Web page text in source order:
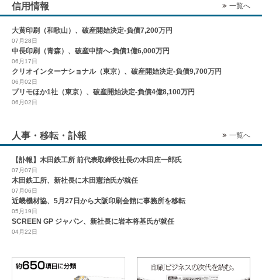
信用情報 一覧へ
大黄印刷（和歌山）、破産開始決定-負債7,200万円
07月28日
中長印刷（青森）、破産申請へ-負債1億6,000万円
06月17日
クリオインターナショナル（東京）、破産開始決定-負債9,700万円
06月02日
プリモほか1社（東京）、破産開始決定-負債4億8,100万円
06月02日
人事・移転・訃報 一覧へ
【訃報】木田鉄工所 前代表取締役社長の木田庄一郎氏
07月07日
木田鉄工所、新社長に木田憲治氏が就任
07月06日
近畿機材協、5月27日から大阪印刷会館に事務所を移転
05月19日
SCREEN GP ジャパン、新社長に岩本将基氏が就任
04月22日